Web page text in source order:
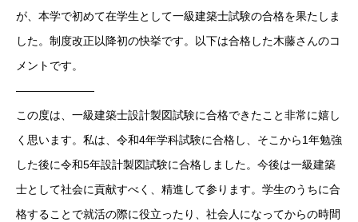
が、本学で初めて在学生として一級建築士試験の合格を果たしま
した。制度改正以降初の快挙です。以下は合格した木藤さんのコ
メントです。
———————
この度は、一級建築士設計製図試験に合格できたこと非常に嬉し
く思います。私は、令和4年学科試験に合格し、そこから1年勉強
した後に令和5年設計製図試験に合格しました。今後は一級建築
士として社会に貢献すべく、精進して参ります。学生のうちに合
格することで就活の際に役立ったり、社会人になってからの時間